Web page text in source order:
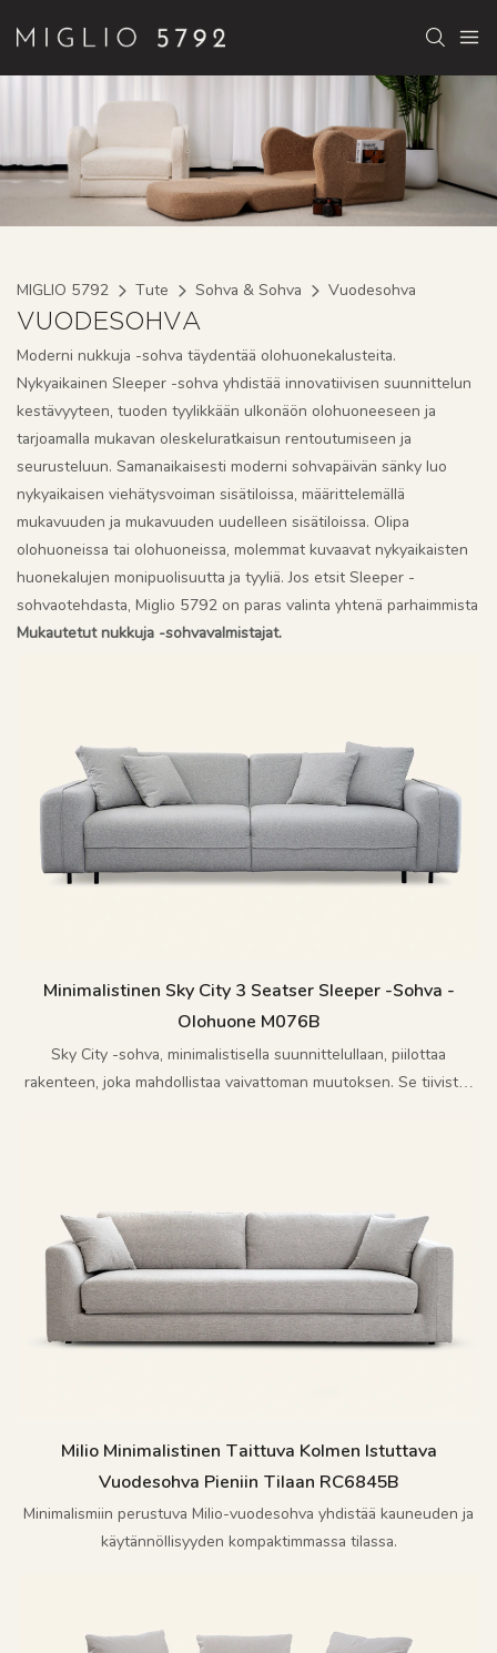
MIGLIO 5792 Tute Sohva & Sohva Vuodesohva
VUODESOHVA
Moderni nukkuja -sohva täydentää olohuonekalusteita.
Nykyaikainen Sleeper -sohva yhdistää innovatiivisen suunnittelun
kestävyyteen, tuoden tyylikkään ulkonäön olohuoneeseen ja
tarjoamalla mukavan oleskeluratkaisun rentoutumiseen ja
seurusteluun. Samanaikaisesti moderni sohvapäivän sänky luo
nykyaikaisen viehätysvoiman sisätiloissa, määrittelemällä
mukavuuden ja mukavuuden uudelleen sisätiloissa. Olipa
olohuoneissa tai olohuoneissa, molemmat kuvaavat nykyaikaisten
huonekalujen monipuolisuutta ja tyyliä. Jos etsit Sleeper -
sohvaotehdasta, Miglio 5792 on paras valinta yhtenä parhaimmista
Mukautetut nukkuja -sohvavalmistajat.
Minimalistinen Sky City 3 Seatser Sleeper -sohva -
Olohuone M076B
Sky City -sohva, minimalistisella suunnittelullaan, piilottaa
rakenteen, joka mahdollistaa vaivattoman muutoksen. Se tiivistää
Milio Minimalistinen Taittuva Kolmen Istuttava
Vuodesohva Pieniin Tilaan RC6845B
Minimalismiin perustuva Milio-vuodesohva yhdistää kauneuden ja
käytännöllisyyden kompaktimmassa tilassa.